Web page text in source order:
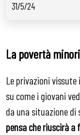
31/5/24
La povertà
Le privazioni
su come i giovani
da una situazione di
pensa che riuscirà a